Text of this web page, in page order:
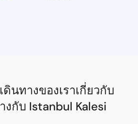
นทางของเราเกี่ยวกับ
งกับ Istanbul Kalesi